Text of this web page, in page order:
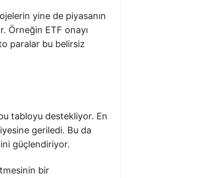
yine de piyasanın
Örneğin ETF onayı
paralar bu belirsiz
tabloyu destekliyor. En
geriledi. Bu da
güçlendiriyor.
bir